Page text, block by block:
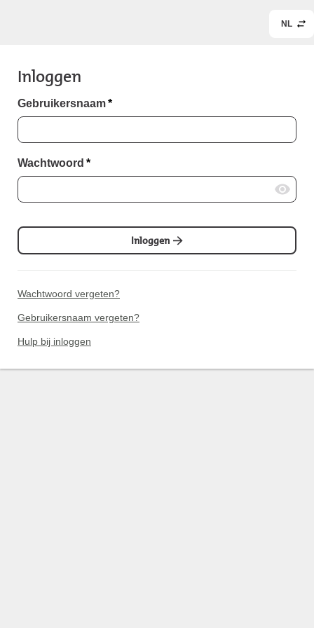
NL
Inloggen
Gebruikersnaam*
Wachtwoord *
Inloggen
Wachtwoord vergeten?
Gebruikersnaam vergeten?
Hulp bij inloggen